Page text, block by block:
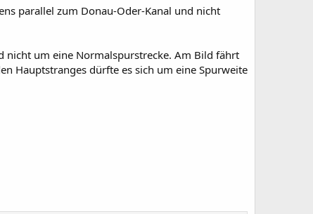
parallel zum Donau-Oder-Kanal und nicht
nicht um eine Normalspurstrecke. Am Bild fährt
Hauptstranges dürfte es sich um eine Spurweite